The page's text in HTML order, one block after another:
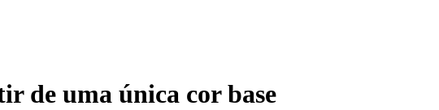
de uma única cor base